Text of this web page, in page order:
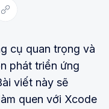
Email
Copy link
cụ quan trọng và
phát triển ứng
viết này sẽ
quen với Xcode